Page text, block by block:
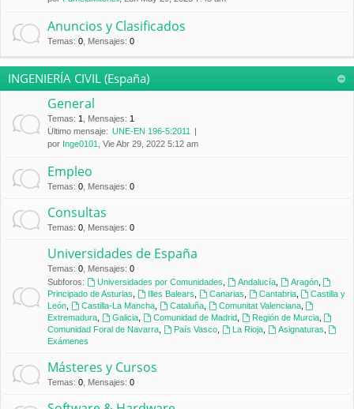
Anuncios y Clasificados
Temas: 0 Mensajes: 0
INGENIERÍA CIVIL (España)
General
Temas: 1 Mensajes: 1
Último mensaje: UNE-EN 196-5:2011
por Inge0101 , Vie Abr 29, 2022 5:12 am
Empleo
Temas: 0 Mensajes: 0
Consultas
Temas: 0 Mensajes: 0
Universidades de España
Temas: 0 Mensajes: 0
Subforos:
Universidades por Comunidades Andalucía, Aragón,
Principado de Asturias
Illes Balears Canarias Cantabria,
Castilla y
León
Castilla-La Mancha, Cataluña, Comunitat Valenciana,
Extremadura
Galicia, Comunidad de Madrid, Región de Murcia,
Comunidad Foral de Navarra
País Vasco, La Rioja, Asignaturas
Exámenes
Másteres y Cursos
Temas: 0 Mensajes: 0